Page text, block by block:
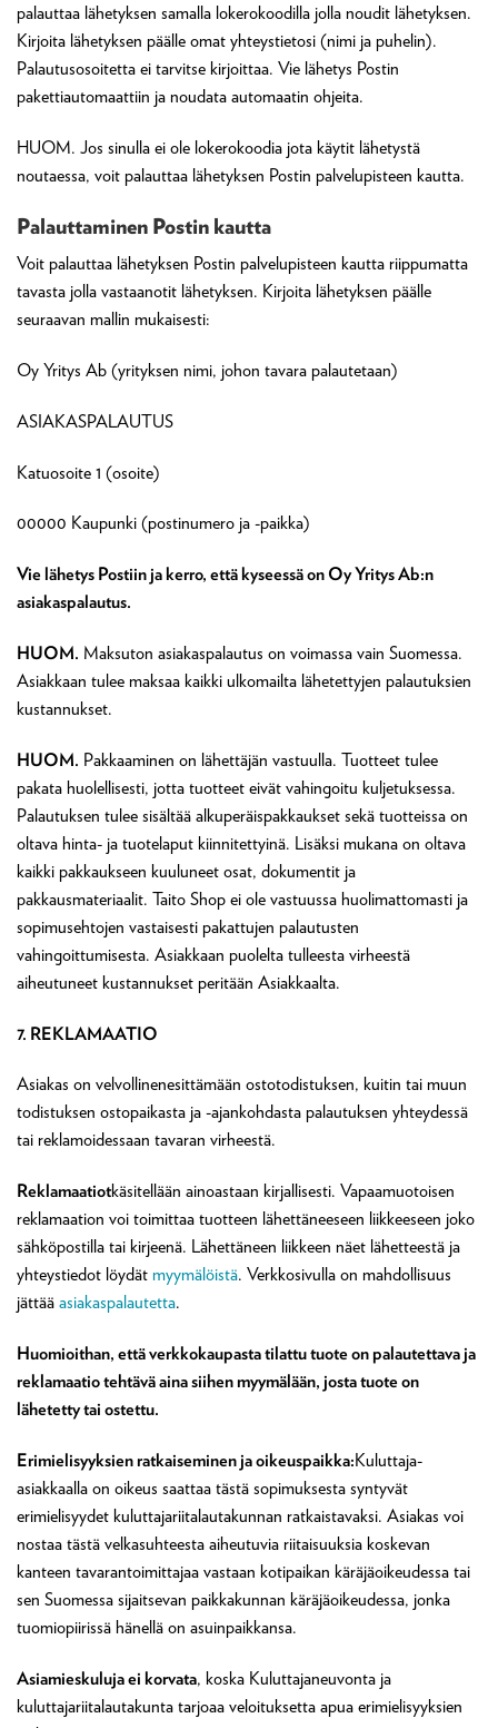
palauttaa lähetyksen samalla lokerokoodilla jolla noudit lähetyksen.
Kirjoita lähetyksen päälle omat yhteystietosi (nimi ja puhelin).
Palautusosoitetta ei tarvitse kirjoittaa. Vie lähetys Postin
pakettiautomaattiin ja noudata automaatin ohjeita.
HUOM. Jos sinulla ei ole lokerokoodia jota käytit lähetystä
noutaessa, voit palauttaa lähetyksen Postin palvelupisteen kautta.
Palauttaminen Postin kautta
Voit palauttaa lähetyksen Postin palvelupisteen kautta riippumatta
tavasta jolla vastaanotit lähetyksen. Kirjoita lähetyksen päälle
seuraavan mallin mukaisesti:
Oy Yritys Ab (yrityksen nimi, johon tavara palautetaan)
ASIAKASPALAUTUS
Katuosoite 1 (osoite)
00000 Kaupunki (postinumero ja -paikka)
Vie lähetys Postiin ja kerro, että kyseessä on Oy Yritys Ab:n
asiakaspalautus.
HUOM. Maksuton asiakaspalautus on voimassa vain Suomessa.
Asiakkaan tulee maksaa kaikki ulkomailta lähetettyjen palautuksien
kustannukset.
HUOM. Pakkaaminen on lähettäjän vastuulla. Tuotteet tulee
pakata huolellisesti, jotta tuotteet eivät vahingoitu kuljetuksessa.
Palautuksen tulee sisältää alkuperäispakkaukset sekä tuotteissa on
oltava hinta- ja tuotelaput kiinnitettyinä. Lisäksi mukana on oltava
kaikki pakkaukseen kuuluneet osat, dokumentit ja
pakkausmateriaalit. Taito Shop ei ole vastuussa huolimattomasti ja
sopimusehtojen vastaisesti pakattujen palautusten
vahingoittumisesta. Asiakkaan puolelta tulleesta virheestä
aiheutuneet kustannukset peritään Asiakkaalta.
7. REKLAMAATIO
Asiakas on velvollinenesittämään ostotodistuksen, kuitin tai muun
todistuksen ostopaikasta ja -ajankohdasta palautuksen yhteydessä
tai reklamoidessaan tavaran virheestä.
Reklamaatiotkäsitellään ainoastaan kirjallisesti. Vapaamuotoisen
reklamaation voi toimittaa tuotteen lähettäneeseen liikkeeseen joko
sähköpostilla tai kirjeenä. Lähettäneen liikkeen näet lähetteestä ja
yhteystiedot löydät myymälöistä. Verkkosivulla on mahdollisuus
jättää asiakaspalautetta.
Huomioithan, että verkkokaupasta tilattu tuote on palautettava ja
reklamaatio tehtävä aina siihen myymälään, josta tuote on
lähetetty tai ostettu.
Erimielisyyksien ratkaiseminen ja oikeuspaikka:Kuluttaja-
asiakkaalla on oikeus saattaa tästä sopimuksesta syntyvät
erimielisyydet kuluttajariitalautakunnan ratkaistavaksi. Asiakas voi
nostaa tästä velkasuhteesta aiheutuvia riitaisuuksia koskevan
kanteen tavarantoimittajaa vastaan kotipaikan käräjäoikeudessa tai
sen Suomessa sijaitsevan paikkakunnan käräjäoikeudessa, jonka
tuomiopiirissä hänellä on asuinpaikkansa.
Asiamieskuluja ei korvata, koska Kuluttajaneuvonta ja
kuluttajariitalautakunta tarjoaa veloituksetta apua erimielisyyksien